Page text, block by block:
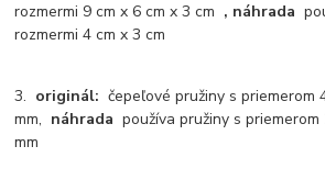
rozmermi 9 cm x 6 cm x 3 cm , náhrada
rozmermi 4 cm x 3 cm
3. originál: čepeľové pružiny s priemerom
mm, náhrada používa pružiny s
mm